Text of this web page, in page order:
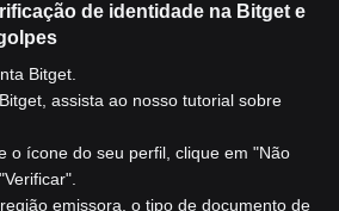
de identidade na Bitget e
Bitget.
assista ao nosso tutorial sobre
o ícone do seu perfil, clique em "Não
emissora, o tipo de documento de